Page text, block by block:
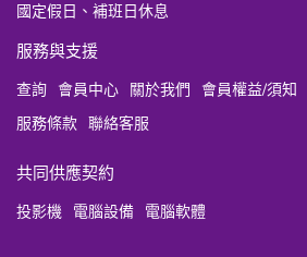
國定假日、補班日休息
服務與支援
查詢 會員中心 關於我們 會員權益/須知
服務條款 聯絡客服
共同供應契約
投影機 電腦設備 電腦軟體